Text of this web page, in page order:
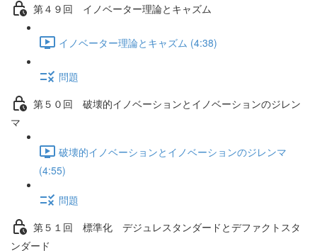
第４９回 イノベーター理論とキャズム
イノベーター理論とキャズム (4:38)
問題
第５０回 破壊的イノベーションとイノベーションのジレン
マ
破壊的イノベーションとイノベーションのジレンマ
(4:55)
問題
第５１回 標準化 デジュレスタンダードとデファクトスタ
ンダード